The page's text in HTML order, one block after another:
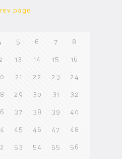
police
page
5 6 7 8
13 14 15 16
21 22 23 24
29 30 31 32
37 38 39 40
45 46 47 48
53 54 55 56